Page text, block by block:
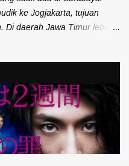
ke Jogjakarta, tujuan
daerah Jawa Timur lebih
beras ketan yang
di daerah wisata
rinjing . Makanan yang
tempe bacem. Biasanya
tetel dan tempe atau